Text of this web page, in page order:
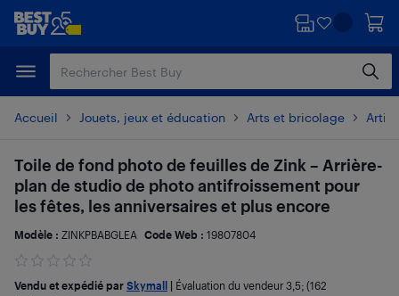
Passer
principal
Passer
Accueil Jouets, jeux et éducation Arts et bricolage
Toile de fond photo de feuilles de Zink – Arrière-
plan de studio de photo antifroissement pour
les fêtes, les anniversaires et plus encore
Modèle : ZINKPBABGLEA Code Web : 19807804
Vendu et expédié par Skymall Évaluation du vendeur 3,5; (162